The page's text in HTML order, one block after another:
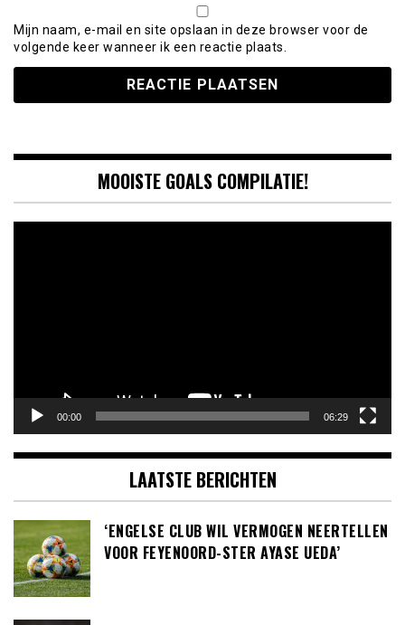
Mijn naam, e-mail en site opslaan in deze browser voor de
volgende keer wanneer ik een reactie plaats.
MOOISTE GOALS COMPILATIE!
00:00 06:29
LAATSTE BERICHTEN
‘ENGELSE CLUB WIL VERMOGEN NEERTELLEN
VOOR FEYENOORD-STER AYASE UEDA’